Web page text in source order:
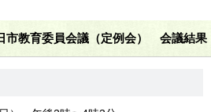
教育委員会議（定例会） 会議結果